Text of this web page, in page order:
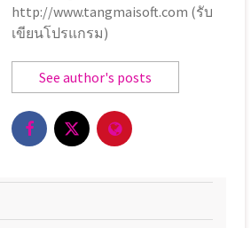
http://www.tangmaisoft.com (รับ
เขียนโปรแกรม)
See author's posts